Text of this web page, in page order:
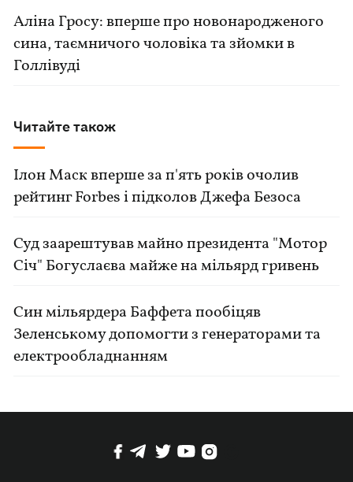
Аліна Гросу: вперше про новонародженого
сина, таємничого чоловіка та зйомки в
Голлівуді
Читайте також
Ілон Маск вперше за п'ять років очолив
рейтинг Forbes і підколов Джефа Безоса
Суд заарештував майно президента "Мотор
Січ" Богуслаєва майже на мільярд гривень
Син мільярдера Баффета пообіцяв
Зеленському допомогти з генераторами та
електрообладнанням